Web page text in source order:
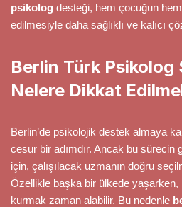
psikolog desteği, hem çocuğun
edilmesiyle daha sağlıklı ve kalıcı
Berlin Türk Psikolog
Nelere Dikkat
Berlin’de psikolojik destek almaya
cesur bir adımdır. Ancak bu sürecin
için, çalışılacak uzmanın doğru
Özellikle başka bir ülkede
kurmak zaman alabilir. Bu nedenle